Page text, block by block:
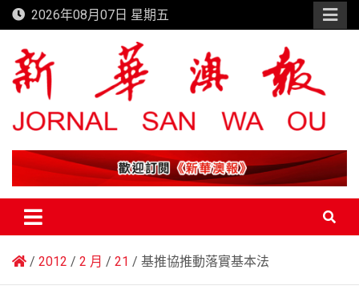
Skip
to
content
2026年08月07日 星期五
新華澳報
2012 2 月 21 基推協推動落實基本法